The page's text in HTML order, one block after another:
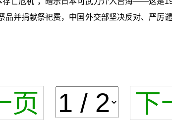
并捐献祭祀费，中国外交部坚决反对、严厉
页 下